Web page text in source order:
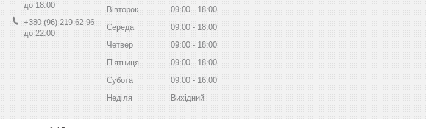
до 18:00
+380 (96) 219-62-96
до 22:00
Вівторок
09:00
18:00
Середа
09:00
18:00
Четвер
09:00
18:00
Пʼятниця
09:00
18:00
Субота
09:00
16:00
Неділя
Вихідний